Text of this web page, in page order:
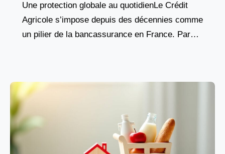
Une protection globale au quotidienLe Crédit
Agricole s’impose depuis des décennies comme
un pilier de la bancassurance en France. Parce